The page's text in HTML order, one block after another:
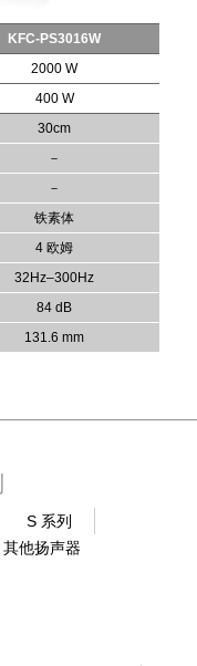
KFC-PS3016W
2000 W
400 W
30cm
－
－
铁素体
4 欧姆
32Hz–300Hz
84 dB
131.6 mm
S 系列
其他扬声器